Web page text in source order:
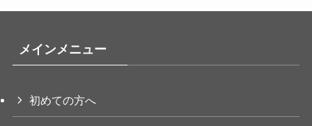
メインメニュー
初めての方へ